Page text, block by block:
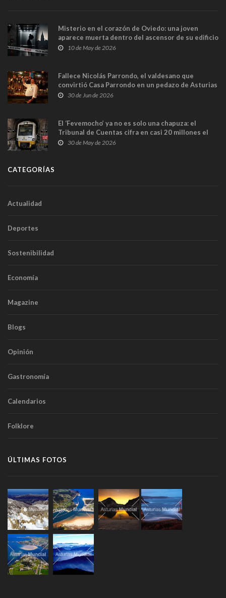
Misterio en el corazón de Oviedo: una joven
aparece muerta dentro del ascensor de su edificio
y las cámaras captan sus últimos minutos
10 de May de 2026
Fallece Nicolás Parrondo, el valdesano que
convirtió Casa Parrondo en un pedazo de Asturias
en Madrid
30 de Jun de 2026
El ‘Fevemocho’ ya no es solo una chapuza: el
Tribunal de Cuentas cifra en casi 20 millones el
sobrecoste de los trenes que no cabían por los
30 de May de 2026
CATEGORÍAS
Actualidad
Deportes
Sostenibilidad
Economía
Magazine
Blogs
Opinión
Gastronomía
Calendarios
Folklore
ÚLTIMAS FOTOS